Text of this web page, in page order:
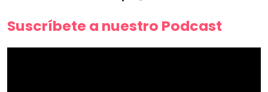
Suscríbete a nuestro Podcast